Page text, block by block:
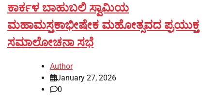
ಕಾರ್ಕಳ ಬಾಹುಬಲಿ ಸ್ವಾಮಿಯ
ಮಹಾಮಸ್ತಕಾಭೀಷೇಕ ಮಹೋತ್ಸವದ ಪ್ರಯುಕ್ತ
ಸಮಾಲೋಚನಾ ಸಭೆ
Author
January 27, 2026
0